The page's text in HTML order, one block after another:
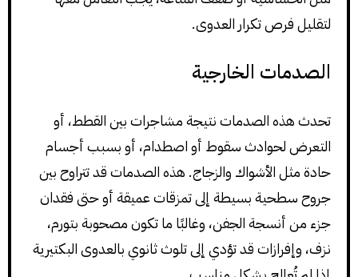
لتقليل فرص تكرار العدوى.
الصدمات الخارجية
تحدث هذه الصدمات نتيجة مشاجرات بين القطط، أو
التعرض لحوادث سقوط أو اصطدام، أو بسبب أجسام
حادة مثل الأشواك والزجاج. هذه الصدمات قد تتراوح بين
جروح سطحية بسيطة إلى تمزقات عميقة أو حتى فقدان
جزء من أنسجة الجفن، وغالبًا ما تكون مصحوبة بتورم،
نزف، وإفرازات قد تؤدي إلى تلوث ثانوي بالعدوى البكتيرية